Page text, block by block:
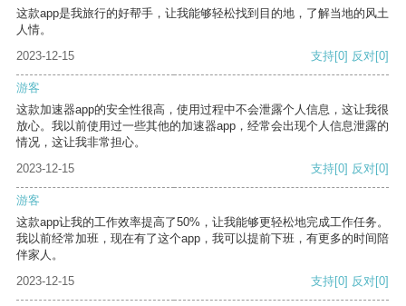
这款app是我旅行的好帮手，让我能够轻松找到目的地，了解当地的风土
人情。
2023-12-15
支持[0] 反对[0]
游客
这款加速器app的安全性很高，使用过程中不会泄露个人信息，这让我很
放心。我以前使用过一些其他的加速器app，经常会出现个人信息泄露的
情况，这让我非常担心。
2023-12-15
支持[0] 反对[0]
游客
这款app让我的工作效率提高了50%，让我能够更轻松地完成工作任务。
我以前经常加班，现在有了这个app，我可以提前下班，有更多的时间陪
伴家人。
2023-12-15
支持[0] 反对[0]